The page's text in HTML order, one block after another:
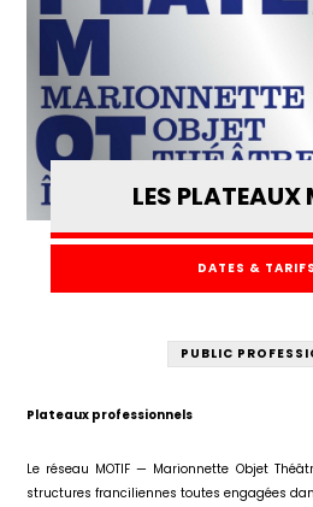
LES PLATEAUX
DATES & TARIFS
PUBLIC
Plateaux professionnels
Le réseau MOTIF — Marionnette Objet
structures franciliennes toutes engagées